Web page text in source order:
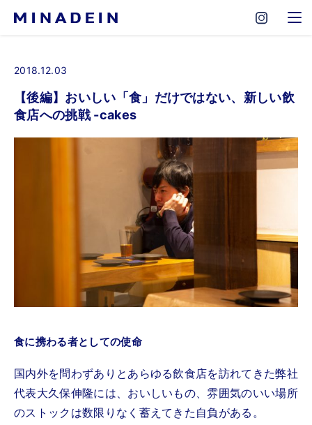
2018.12.03
【後編】おいしい「食」だけではない、新しい飲
食店への挑戦 -cakes
食に携わる者としての使命
国内外を問わずありとあらゆる飲食店を訪れてきた弊社
代表大久保伸隆には、おいしいもの、雰囲気のいい場所
のストックは数限りなく蓄えてきた自負がある。